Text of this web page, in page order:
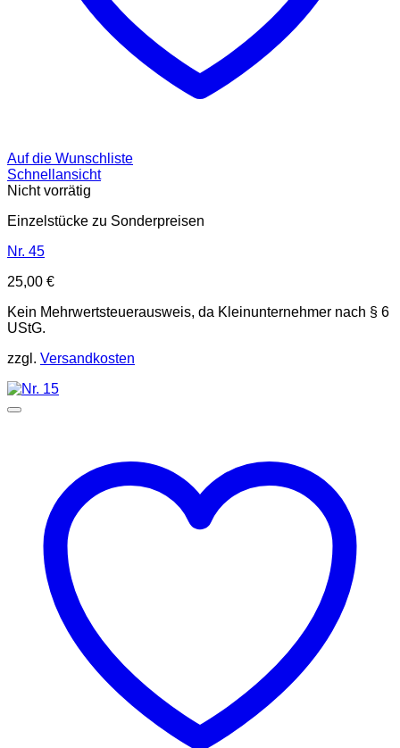
Auf die Wunschliste
Schnellansicht
Nicht vorrätig
Einzelstücke zu Sonderpreisen
Nr. 45
25,00 €
Kein Mehrwertsteuerausweis, da Kleinunternehmer nach § 6
UStG.
zzgl. Versandkosten